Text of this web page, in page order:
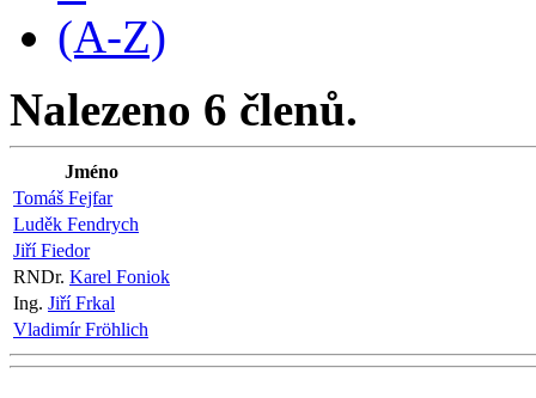
(A-Z)
Nalezeno 6 členů.
Jméno
Tomáš Fejfar
Luděk Fendrych
Jiří Fiedor
RNDr. Karel Foniok
Ing. Jiří Frkal
Vladimír Fröhlich